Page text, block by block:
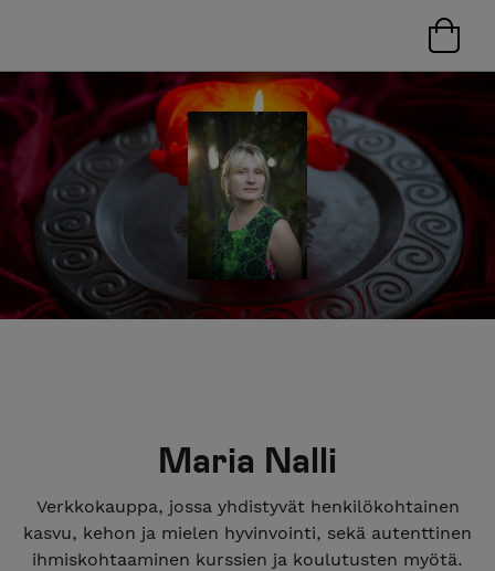
Maria Nalli
Verkkokauppa, jossa yhdistyvät henkilökohtainen
kasvu, kehon ja mielen hyvinvointi, sekä autenttinen
ihmiskohtaaminen kurssien ja koulutusten myötä.